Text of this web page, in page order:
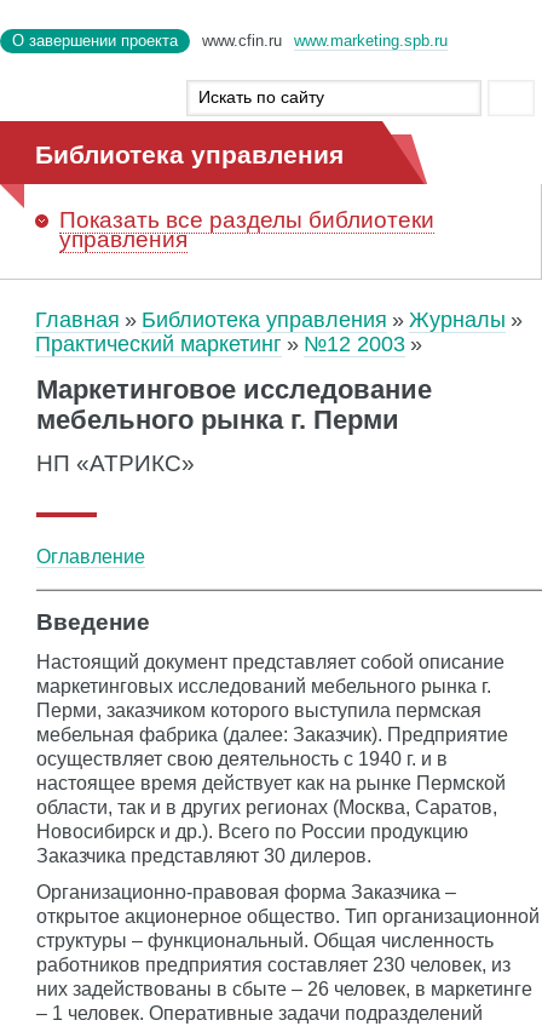
О завершении проекта www.cfin.ru www.marketing.spb.ru
Библиотека управления
Показать все разделы библиотеки
управления
Главная Библиотека управления
Журналы
Практический маркетинг
№12 2003
Маркетинговое исследование
мебельного рынка г. Перми
НП «АТРИКС»
Оглавление
Введение
Настоящий документ представляет собой описание
маркетинговых исследований мебельного рынка г.
Перми, заказчиком которого выступила пермская
мебельная фабрика (далее: Заказчик). Предприятие
осуществляет свою деятельность с 1940 г. и в
настоящее время действует как на рынке Пермской
области, так и в других регионах (Москва, Саратов,
Новосибирск и др.). Всего по России продукцию
Заказчика представляют 30 дилеров.
Организационно-правовая форма Заказчика –
открытое акционерное общество. Тип организационной
структуры – функциональный. Общая численность
работников предприятия составляет 230 человек, из
них задействованы в сбыте – 26 человек, в маркетинге
– 1 человек. Оперативные задачи подразделений